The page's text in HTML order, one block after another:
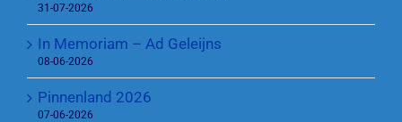
31-07-2026
In Memoriam – Ad Geleijns
08-06-2026
Pinnenland 2026
07-06-2026